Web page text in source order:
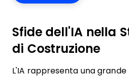
Sfide dell'IA nella
di Costruzione
L'IA rappresenta una